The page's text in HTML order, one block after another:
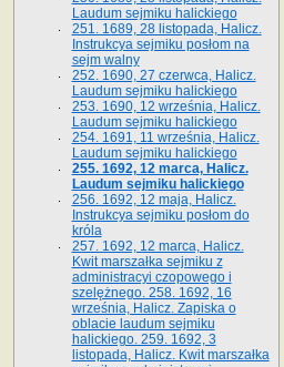
Laudum sejmiku halickiego
251. 1689, 28 listopada, Halicz.
Instrukcya sejmiku posłom na
sejm walny
252. 1690, 27 czerwca, Halicz.
Laudum sejmiku halickiego
253. 1690, 12 września, Halicz.
Laudum sejmiku halickiego
254. 1691, 11 września, Halicz.
Laudum sejmiku halickiego
255. 1692, 12 marca, Halicz.
Laudum sejmiku halickiego
256. 1692, 12 maja, Halicz.
Instrukcya sejmiku posłom do
króla
257. 1692, 12 marca, Halicz.
Kwit marszałka sejmiku z
administracyi czopowego i
szelężnego. 258. 1692, 16
września, Halicz. Zapiska o
oblacie laudum sejmiku
halickiego. 259. 1692, 3
listopada, Halicz. Kwit marszałka